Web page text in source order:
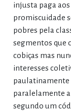
injusta paga
promiscuidade
pobres pela
segmentos que
cobiças mas
interesses
paulatinamente
paralelamente
segundo um